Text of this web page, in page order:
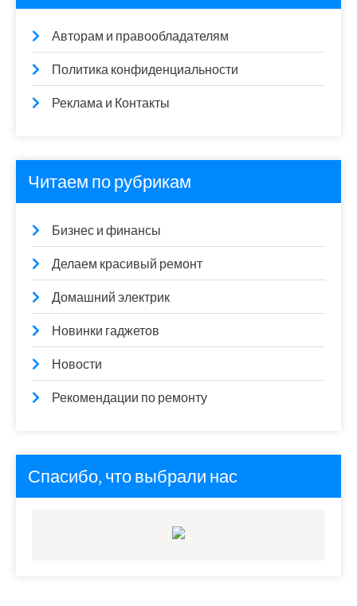
Авторам и правообладателям
Политика конфиденциальности
Реклама и Контакты
Читаем по рубрикам
Бизнес и финансы
Делаем красивый ремонт
Домашний электрик
Новинки гаджетов
Новости
Рекомендации по ремонту
Спасибо, что выбрали нас